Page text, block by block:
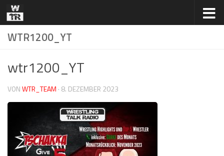
Zum Inhalt springen
WTR1200_YT
wtr1200_YT
VONWTR_TEAM · 8. DEZEMBER 2023